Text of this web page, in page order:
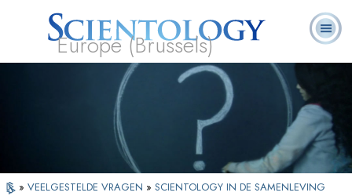
Europe (Brussels)
Wat is
Scientology?
Pastoraal
Werkers
Veelgestelde
vragen
» VEELGESTELDE VRAGEN » SCIENTOLOGY IN DE SAMENLEVING